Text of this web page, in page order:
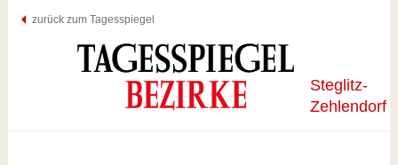
zurück zum Tagesspiegel
Steglitz-
Zehlendorf